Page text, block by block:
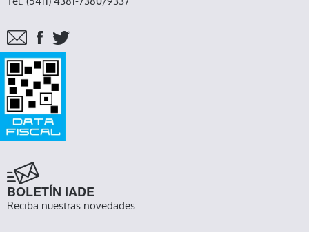
BOLETÍN IADE
Reciba nuestras novedades